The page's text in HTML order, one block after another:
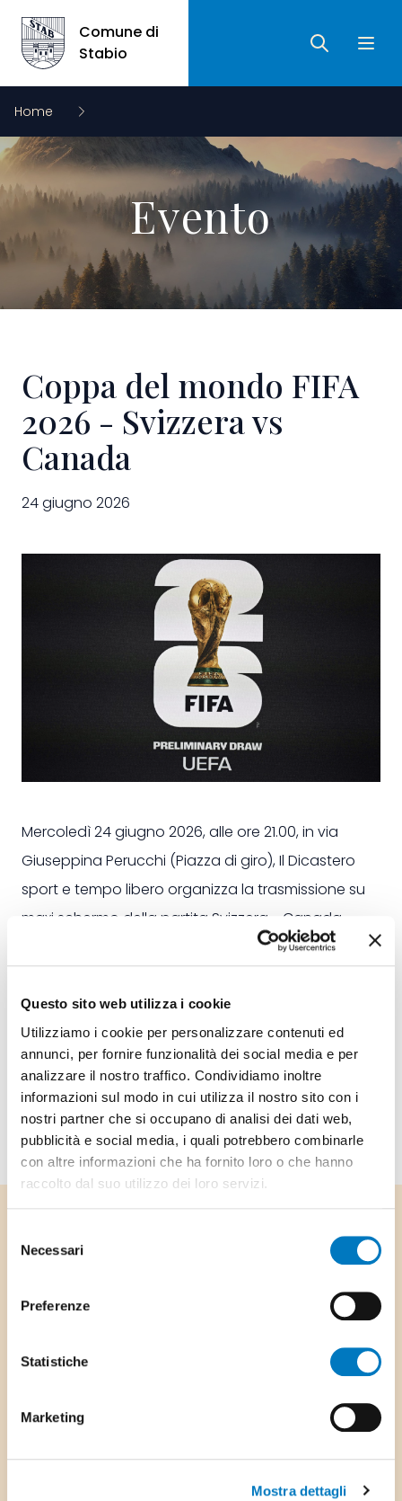
Questo sito web utilizza i cookie
Utilizziamo i cookie per personalizzare contenuti ed
annunci, per fornire funzionalità dei social media e per
analizzare il nostro traffico. Condividiamo inoltre
informazioni sul modo in cui utilizza il nostro sito con i
nostri partner che si occupano di analisi dei dati web,
pubblicità e social media, i quali potrebbero combinarle
con altre informazioni che ha fornito loro o che hanno
raccolto dal suo utilizzo dei loro servizi.
delNecessari
Preferenze
Statistiche
Marketing
Mostra dettagli
Comune di Stabio
Comune di
Stabio
RicercaApri
Home
Evento
Coppa del mondo FIFA
2026 - Svizzera vs
Canada
24 giugno 2026
Mercoledì 24 giugno 2026, alle ore 21.00, in via
Giuseppina Perucchi (Piazza di giro), Il Dicastero
sport e tempo libero organizza la trasmissione su
maxi schermo della partita Svizzera - Canada,
incontro della fase a gironi della Coppa del
Volantino
Stemma Comune di Stabio
Via Ufentina 25,
Fax: +41 91 641 69 05
E-mail:info@stabio.ch